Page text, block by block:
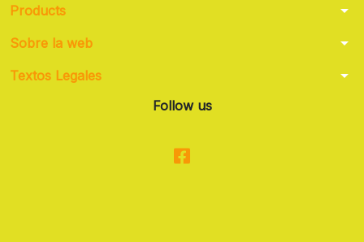
Products arrow_drop_down
Sobre la web arrow_drop_down
Textos Legales arrow_drop_down
Follow us